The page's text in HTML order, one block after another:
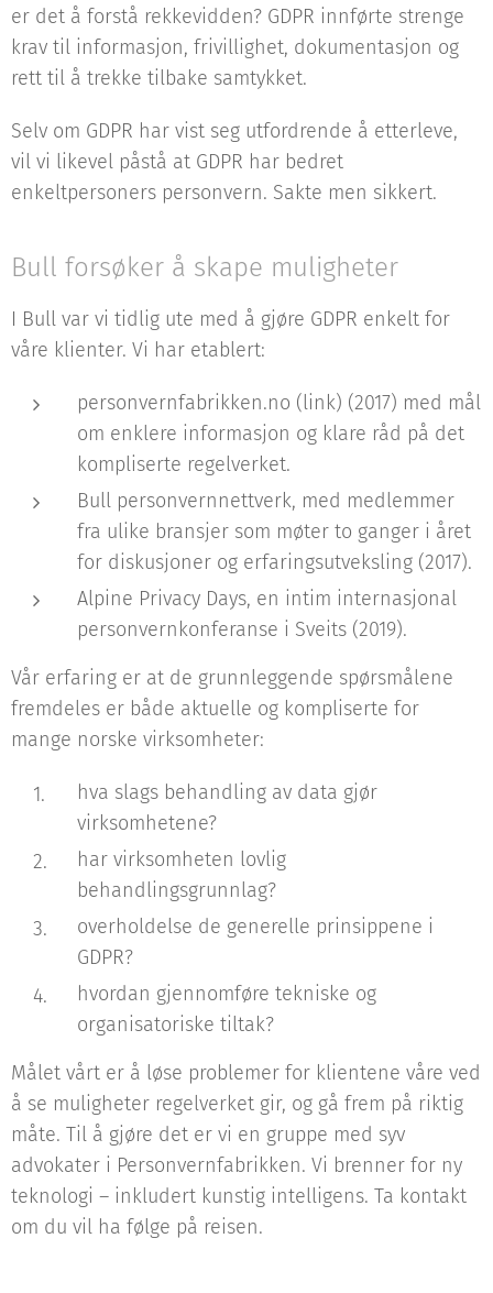
er det å forstå rekkevidden? GDPR innførte strenge
krav til informasjon, frivillighet, dokumentasjon og
rett til å trekke tilbake samtykket.
Selv om GDPR har vist seg utfordrende å etterleve,
vil vi likevel påstå at GDPR har bedret
enkeltpersoners personvern. Sakte men sikkert.
Bull forsøker å skape muligheter
I Bull var vi tidlig ute med å gjøre GDPR enkelt for
våre klienter. Vi har etablert:
personvernfabrikken.no (link) (2017) med mål
om enklere informasjon og klare råd på det
kompliserte regelverket.
Bull personvernnettverk, med medlemmer
fra ulike bransjer som møter to ganger i året
for diskusjoner og erfaringsutveksling (2017).
Alpine Privacy Days, en intim internasjonal
personvernkonferanse i Sveits (2019).
Vår erfaring er at de grunnleggende spørsmålene
fremdeles er både aktuelle og kompliserte for
mange norske virksomheter:
hva slags behandling av data gjør
virksomhetene?
har virksomheten lovlig
behandlingsgrunnlag?
overholdelse de generelle prinsippene i
GDPR?
hvordan gjennomføre tekniske og
organisatoriske tiltak?
Målet vårt er å løse problemer for klientene våre ved
å se muligheter regelverket gir, og gå frem på riktig
måte. Til å gjøre det er vi en gruppe med syv
advokater i Personvernfabrikken. Vi brenner for ny
teknologi – inkludert kunstig intelligens. Ta kontakt
om du vil ha følge på reisen.